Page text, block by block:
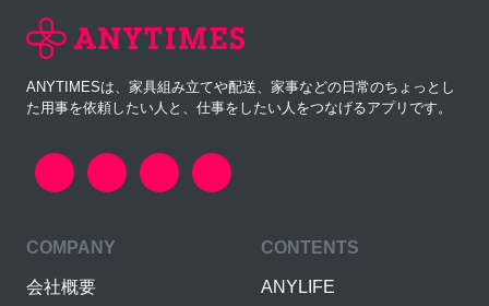
ANYTIMESは、家具組み立てや配送、家事などの日常のちょっとし
た用事を依頼したい人と、仕事をしたい人をつなげるアプリです。
COMPANY
会社概要
CONTENTS
ANYLIFE